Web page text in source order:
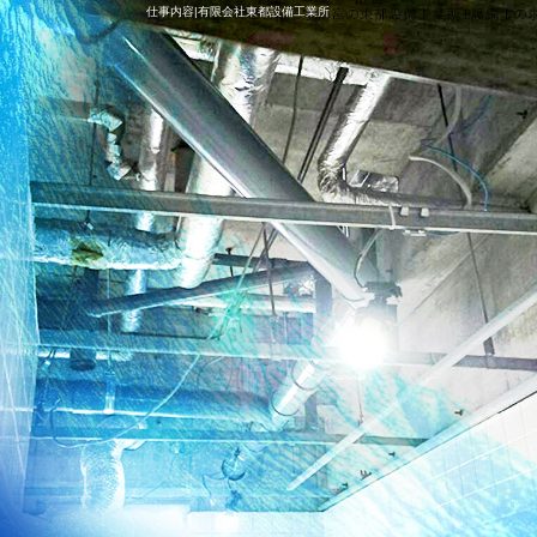
仕事内容|有限会社東都設備工業所